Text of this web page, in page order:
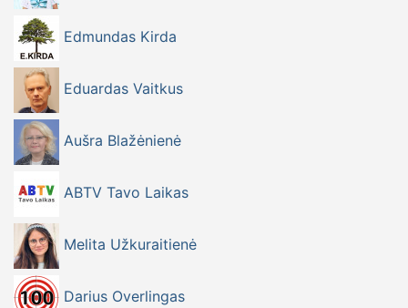
Edmundas Kirda
Eduardas Vaitkus
Aušra Blažėnienė
ABTV Tavo Laikas
Melita Užkuraitienė
Darius Overlingas